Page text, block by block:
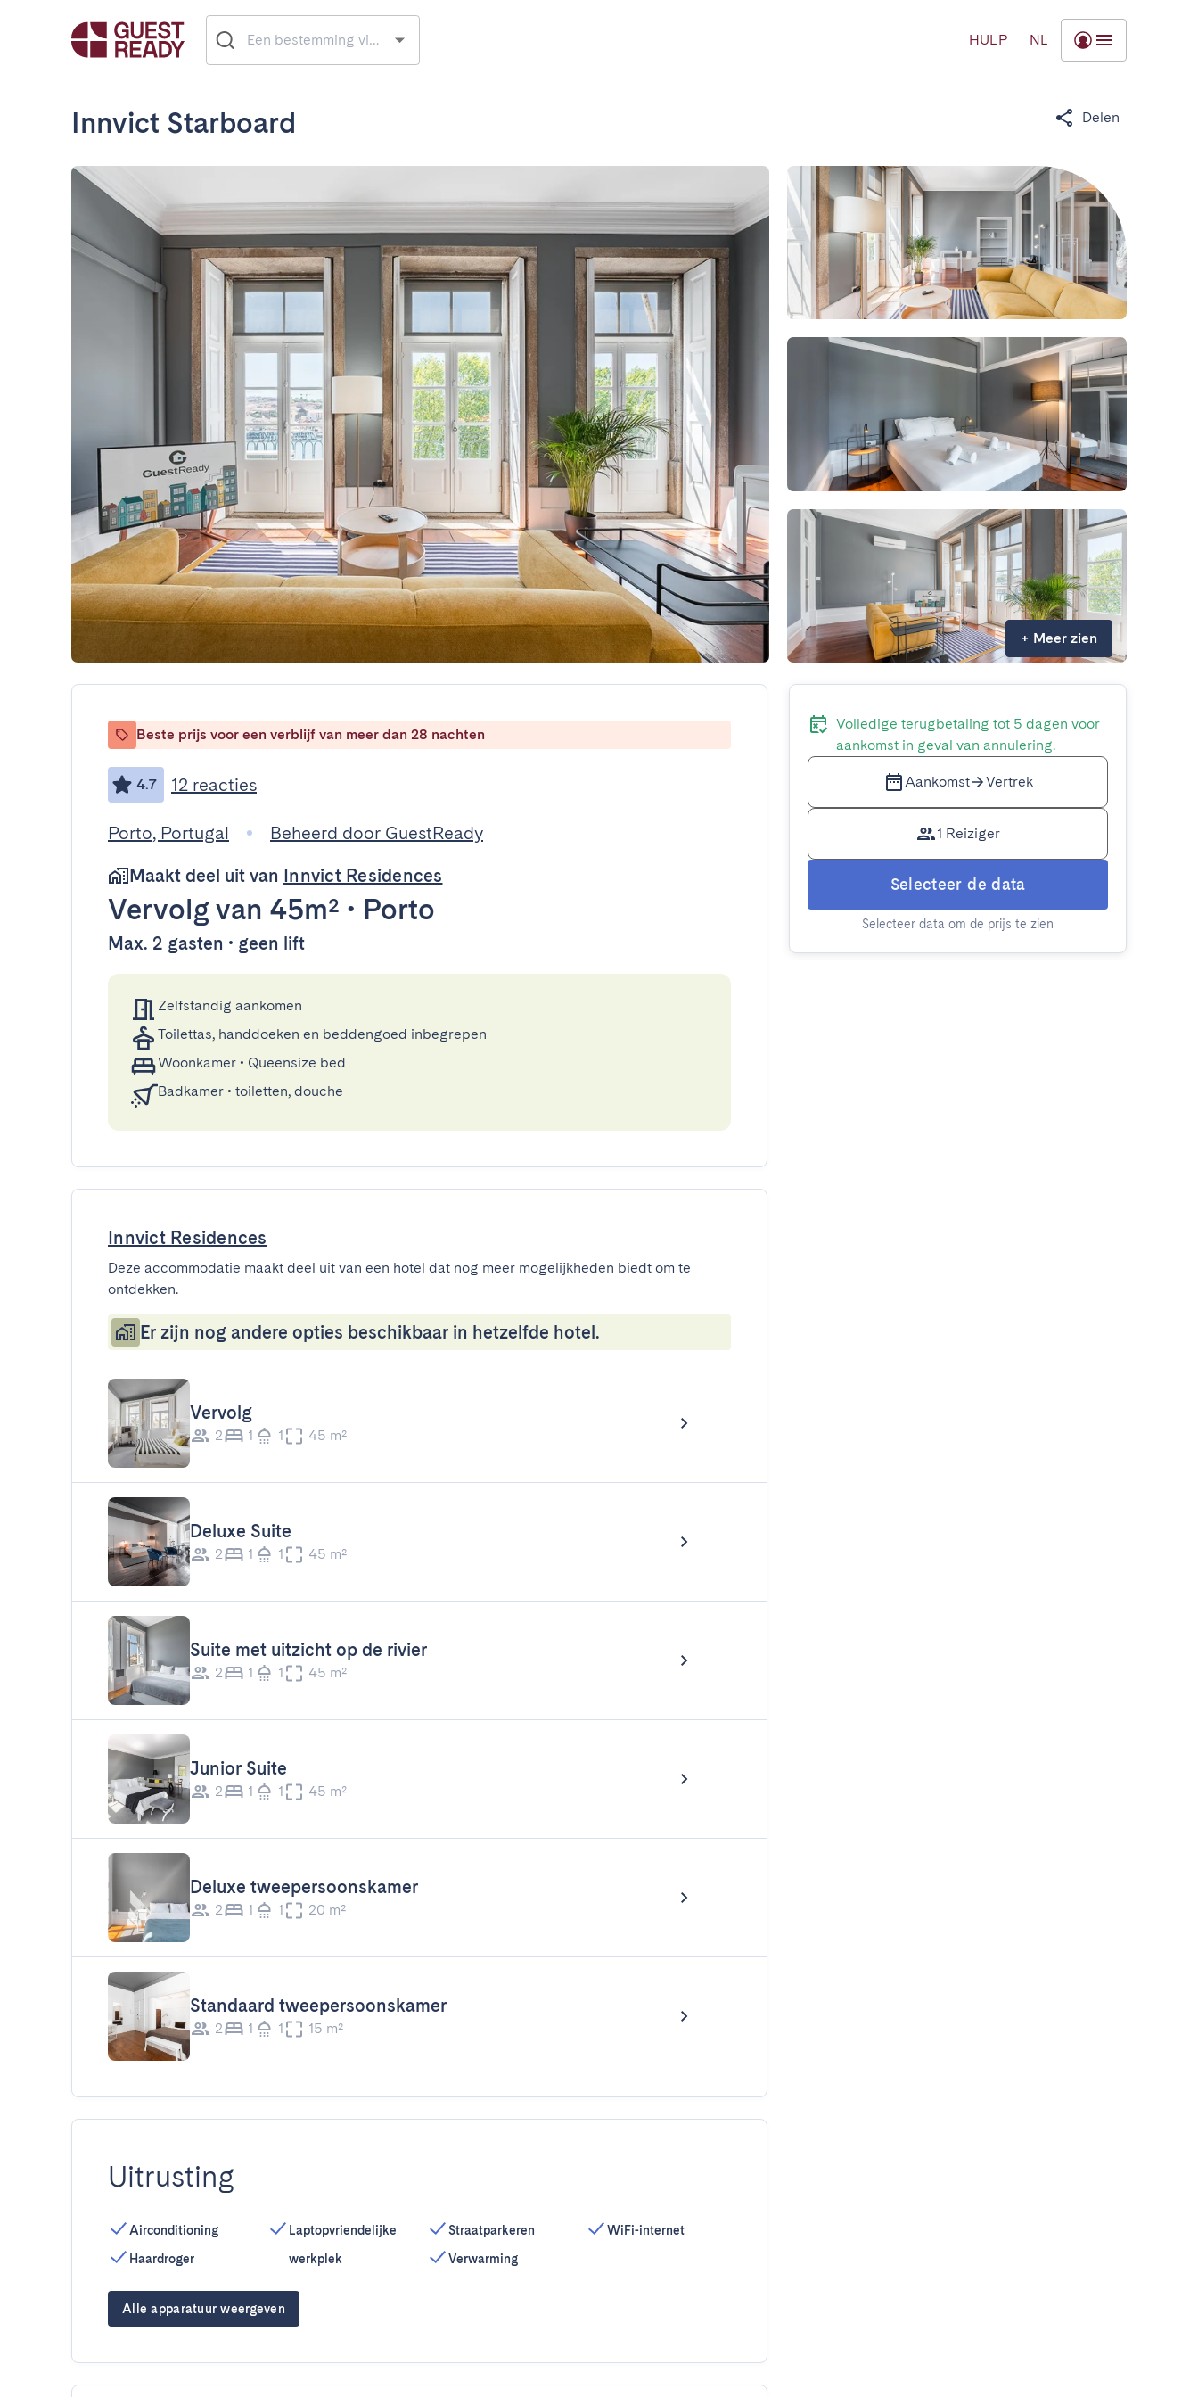
HULP NL
Innvict Starboard Delen
+ Meer zien
Beste prijs voor een verblijf van meer dan 28 nachten
4.7 12 reacties
Porto, Portugal
Beheerd door GuestReady
Maakt deel uit van Innvict Residences
Vervolgvan 45m² • Porto
Max. 2 gasten • geen lift
Zelfstandig aankomen
Toilettas, handdoeken en beddengoed inbegrepen
Woonkamer • Queensize bed
Badkamer • toiletten, douche
Innvict Residences
Deze accommodatie maakt deel uit van een hotel dat nog meer mogelijkheden biedt om te
ontdekken.
Er zijn nog andere opties beschikbaar in hetzelfde hotel.
Vervolg
2 1 1 45 m²
Deluxe Suite
2 1 1 45 m²
Suite met uitzicht op de rivier
2 1 1 45 m²
Junior Suite
2 1 1 45 m²
Deluxe tweepersoonskamer
2 1 1 20 m²
Standaard tweepersoonskamer
2 1 1 15 m²
Uitrusting
Airconditioning
Haardroger
Laptopvriendelijke
werkplek
Straatparkeren
Verwarming
WiFi-internet
Alle apparatuur weergeven
Volledige terugbetaling tot 5 dagen voor
aankomst in geval van annulering.
Aankomst Vertrek
1 Reiziger
Selecteer de data
Selecteer data om de prijs te zien